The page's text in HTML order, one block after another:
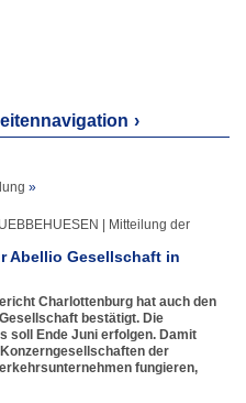
»
| Mitteilung der
Abellio Gesellschaft in
Charlottenburg hat auch den
bestätigt. Die
soll Ende Juni erfolgen. Damit
der
fungieren,